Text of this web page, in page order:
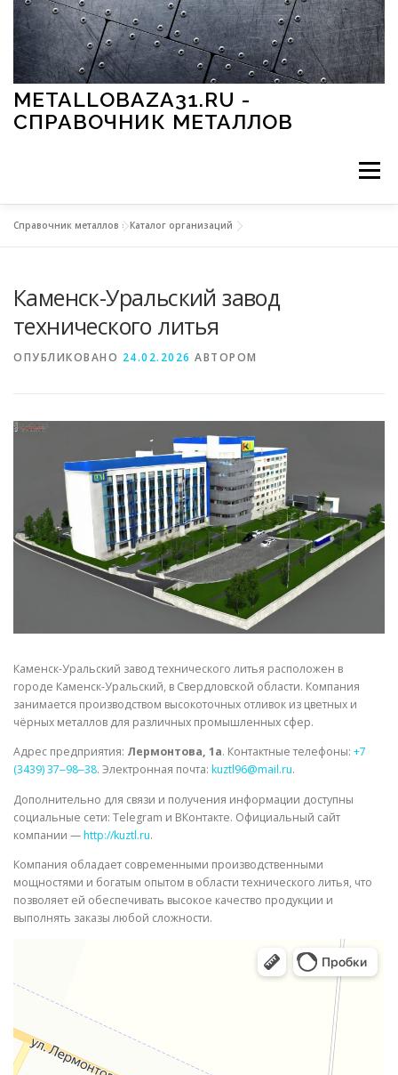
Перейти к содержимому
METALLOBAZA31.RU -
СПРАВОЧНИК МЕТАЛЛОВ
Меню
МЕТАЛЛЫ И ОКРУЖАЮЩАЯ СРЕДА
СВОЙСТВА МЕТАЛЛОВ СОРТА МЕТАЛЛОВ
СТАТЬИ
Справочник металлов »Каталог организаций
Каменск-Уральский завод
технического литья
ОПУБЛИКОВАНО 24.02.2026 АВТОРОМ
Каменск-Уральский завод технического литья расположен в
городе Каменск-Уральский, в Свердловской области. Компания
занимается производством высокоточных отливок из цветных и
чёрных металлов для различных промышленных сфер.
Адрес предприятия: Лермонтова, 1а. Контактные телефоны: +7
(3439) 37‒98‒38. Электронная почта: kuztl96@mail.ru.
Дополнительно для связи и получения информации доступны
социальные сети: Telegram и ВКонтакте. Официальный сайт
компании —http://kuztl.ru.
Компания обладает современными производственными
мощностями и богатым опытом в области технического литья, что
позволяет ей обеспечивать высокое качество продукции и
выполнять заказы любой сложности.